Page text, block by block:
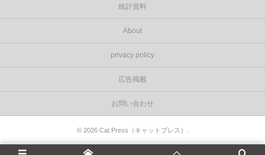
統計資料
About
privacy policy
広告掲載
お問い合わせ
© 2026 Cat Press（キャットプレス）